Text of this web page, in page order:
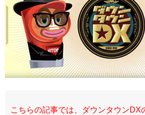
こちらの記事では、ダウンタウンDX